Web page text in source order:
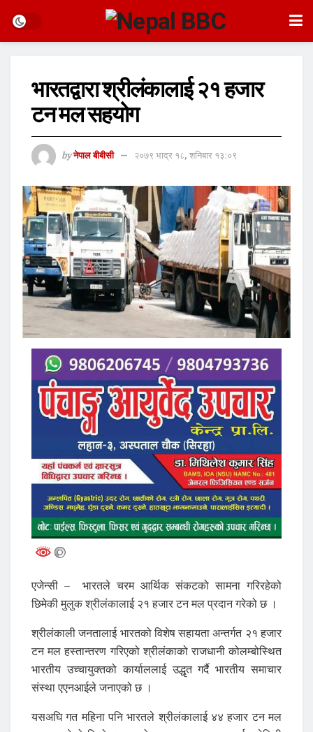
भारतद्वारा श्रीलंकालाई २१ हजार
टन मल सहयोग
by नेपाल बीबीसी २०७९ भाद्र १८, शनिबार १३:०९
एजेन्सी – भारतले चरम आर्थिक संकटको सामना गरिरहेको
छिमेकी मुलुक श्रीलंकालाई २१ हजार टन मल प्रदान गरेको छ ।
श्रीलंकाली जनतालाई भारतको विशेष सहायता अन्तर्गत २१ हजार
टन मल हस्तान्तरण गरिएको श्रीलंकाको राजधानी कोलम्बोस्थित
भारतीय उच्चायुक्तको कार्याललाई उद्धृत गर्दै भारतीय समाचार
संस्था एएनआईले जनाएको छ ।
यसअघि गत महिना पनि भारतले श्रीलंकालाई ४४ हजार टन मल